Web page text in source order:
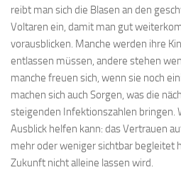
reibt man sich die Blasen an den
Voltaren ein, damit man gut
vorausblicken. Manche werden ihre
entlassen müssen, andere stehen
manche freuen sich, wenn sie noch
machen sich auch Sorgen, was die
steigenden Infektionszahlen bringen.
Ausblick helfen kann: das Vertrauen
mehr oder weniger sichtbar begleitet
Zukunft nicht alleine lassen wird.